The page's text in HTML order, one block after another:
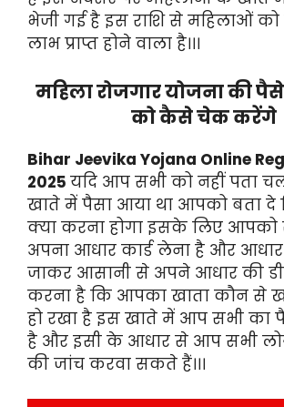
भेजी गई है इस राशि से महिलाओं
लाभ प्राप्त होने वाला है।।।
महिला रोजगार योजना की
को कैसे चेक करेंगे
Bihar Jeevika Yojana Online
2025 यदि आप सभी को नहीं पता
खाते में पैसा आया था आपको बता
क्या करना होगा इसके लिए
अपना आधार कार्ड लेना है और
जाकर आसानी से अपने आधार की
करना है कि आपका खाता कौन से
हो रखा है इस खाते में आप सभी का
है और इसी के आधार से आप सभी
की जांच करवा सकते हैं।।।